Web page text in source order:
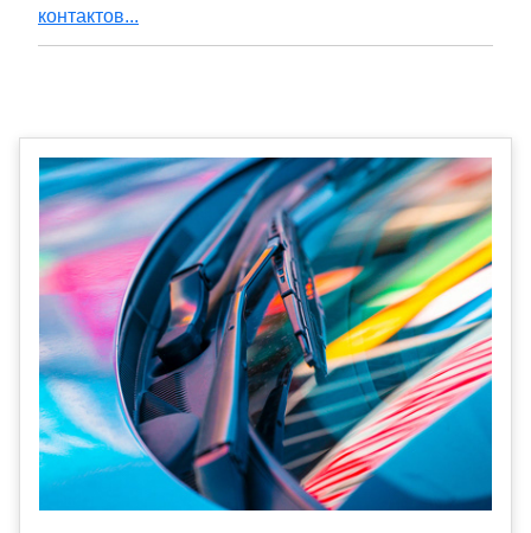
контактов...